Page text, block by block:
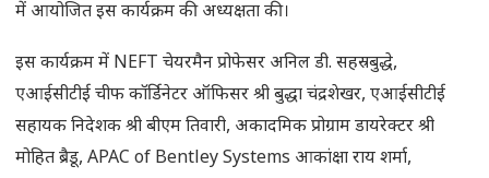
में आयोजित इस कार्यक्रम की अध्यक्षता की।
इस कार्यक्रम में NEFT चेयरमैन प्रोफेसर अनिल डी. सहस्रबुद्धे,
एआईसीटीई चीफ कॉर्डिनेटर ऑफिसर श्री बुद्धा चंद्रशेखर, एआईसीटीई
सहायक निदेशक श्री बीएम तिवारी, अकादमिक प्रोग्राम डायरेक्टर श्री
मोहित ब्रैडू, APAC of Bentley Systems आकांक्षा राय शर्मा,